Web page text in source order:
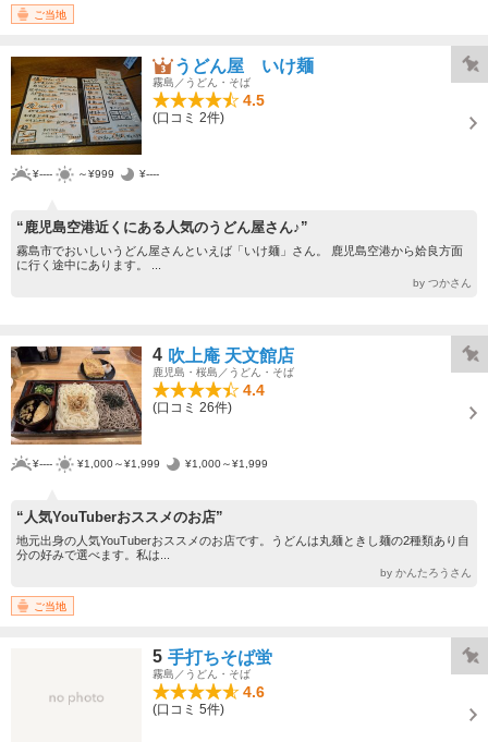
ご当地
うどん屋 いけ麺
霧島／うどん・そば
4.5
(口コミ 2件)
¥---- ～¥999 ¥----
“鹿児島空港近くにある人気のうどん屋さん♪”
霧島市でおいしいうどん屋さんといえば「いけ麺」さん。 鹿児島空港から姶良方面
に行く途中にあります。 ...
by つかさん
4 吹上庵 天文館店
鹿児島・桜島／うどん・そば
4.4
(口コミ 26件)
¥---- ¥1,000～¥1,999 ¥1,000～¥1,999
“人気YouTuberおススメのお店”
地元出身の人気YouTuberおススメのお店です。うどんは丸麺ときし麺の2種類あり自
分の好みで選べます。私は...
by かんたろうさん
ご当地
5 手打ちそば蛍
霧島／うどん・そば
4.6
(口コミ 5件)